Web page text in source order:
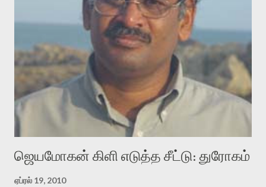
என்னவாக இருக்கும்? கவிதையின் அரூப இயக்கத்தை பொதுவயமாக
வடிக்க முயல்வதும் அதற்கே. கோயில் கருவறையின்
மென்வெளிச்சத்தில் நுண்பேசியின் படக்கருவியை இயக்கி சாத்தி
வைத்து விட்டு இயக்கத்தை அறிவோம். அறிதல் அபச்சாரமில்லை.
பயணப் படிமம் என்பது காக்னிடிவ் பொயடிக்ஸ் எனும் சமகால
விமர்சனத்தின் ஒரு முக்கிய கருவி. இக்கருவியை மனுஷ்யபுத்திரனின்
“காலை வணக்கங்கள்” எனும் ஒரு கவிதையில் சொருகப் போகிறோம்.
முதலில் கருவியை பழகுவோம். அன்றாட மொழியில் ஒன்று ம...
ஜெயமோகன் கிளி எடுத்த சீட்டு: துரோகம்
ஏப்ரல் 19, 2010